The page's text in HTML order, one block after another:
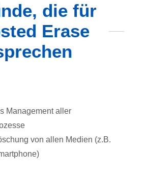
die für
Erase
Management aller
von allen Medien (z.B.